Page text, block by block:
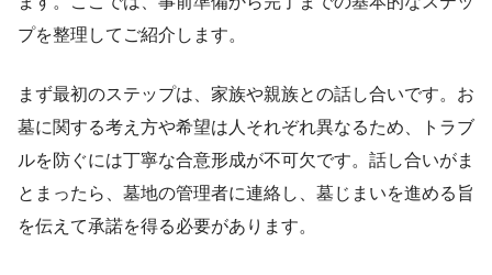
プを整理してご紹介します。
まず最初のステップは、家族や親族との話し合いです。お
墓に関する考え方や希望は人それぞれ異なるため、トラブ
ルを防ぐには丁寧な合意形成が不可欠です。話し合いがま
とまったら、墓地の管理者に連絡し、墓じまいを進める旨
を伝えて承諾を得る必要があります。